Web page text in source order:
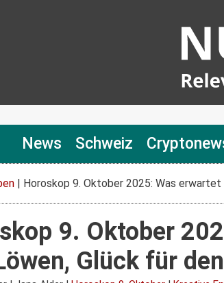
News Schweiz
| Horoskop 9. Oktober 2025: Was
9. Oktober
Glück für